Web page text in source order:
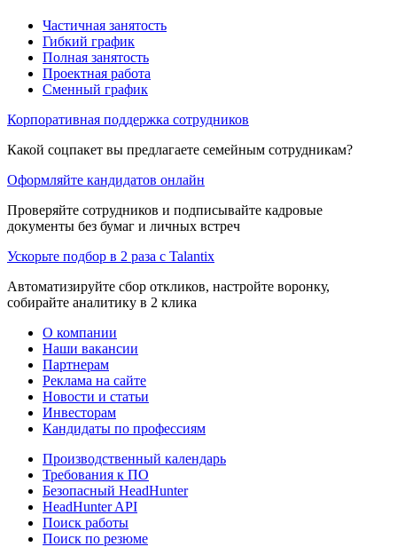
Частичная занятость
Гибкий график
Полная занятость
Проектная работа
Сменный график
Корпоративная поддержка сотрудников
Какой соцпакет вы предлагаете семейным сотрудникам?
Оформляйте кандидатов онлайн
Проверяйте сотрудников и подписывайте кадровые
документы без бумаг и личных встреч
Ускорьте подбор в 2 раза с Talantix
Автоматизируйте сбор откликов, настройте воронку,
собирайте аналитику в 2 клика
О компании
Наши вакансии
Партнерам
Реклама на сайте
Новости и статьи
Инвесторам
Кандидаты по профессиям
Производственный календарь
Требования к ПО
Безопасный HeadHunter
HeadHunter API
Поиск работы
Поиск по резюме